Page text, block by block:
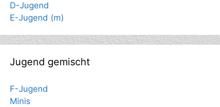
D-Jugend
E-Jugend (m)
Jugend gemischt
F-Jugend
Minis